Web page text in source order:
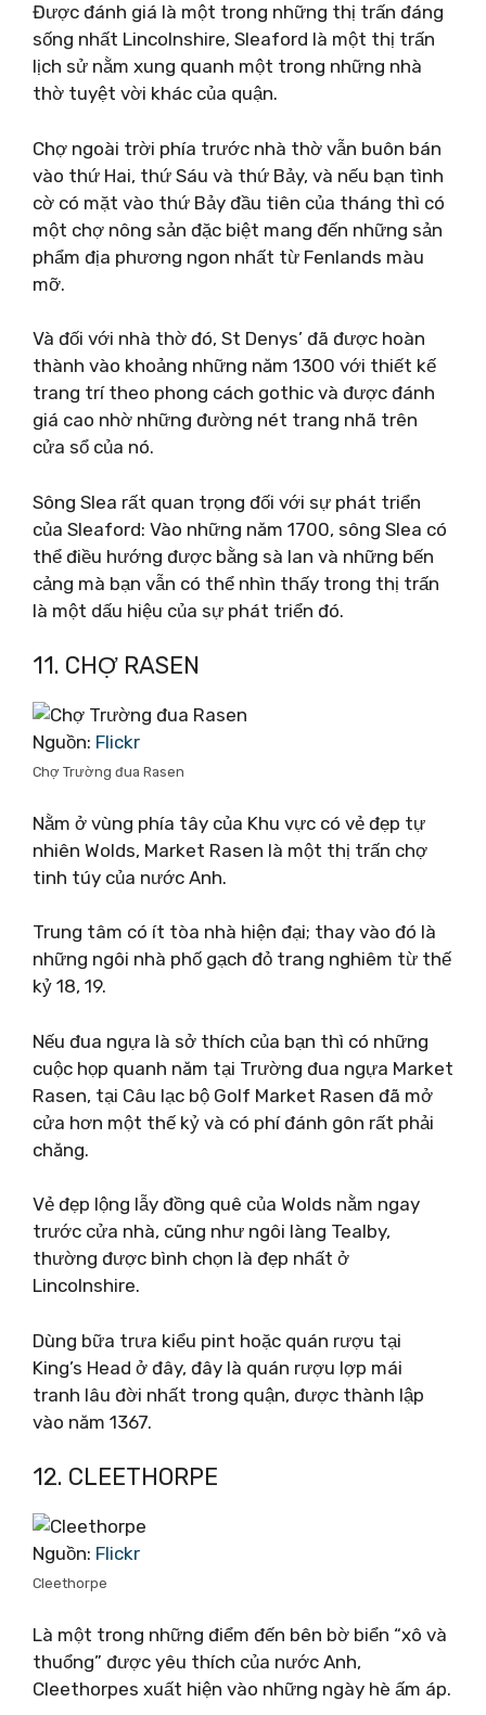
Được đánh giá là một trong những thị trấn đáng
sống nhất Lincolnshire, Sleaford là một thị trấn
lịch sử nằm xung quanh một trong những nhà
thờ tuyệt vời khác của quận.
Chợ ngoài trời phía trước nhà thờ vẫn buôn bán
vào thứ Hai, thứ Sáu và thứ Bảy, và nếu bạn tình
cờ có mặt vào thứ Bảy đầu tiên của tháng thì có
một chợ nông sản đặc biệt mang đến những sản
phẩm địa phương ngon nhất từ ​​Fenlands màu
mỡ.
Và đối với nhà thờ đó, St Denys’ đã được hoàn
thành vào khoảng những năm 1300 với thiết kế
trang trí theo phong cách gothic và được đánh
giá cao nhờ những đường nét trang nhã trên
cửa sổ của nó.
Sông Slea rất quan trọng đối với sự phát triển
của Sleaford: Vào những năm 1700, sông Slea có
thể điều hướng được bằng sà lan và những bến
cảng mà bạn vẫn có thể nhìn thấy trong thị trấn
là một dấu hiệu của sự phát triển đó.
11. CHỢ RASEN
Nguồn: Flickr
Chợ Trường đua Rasen
Nằm ở vùng phía tây của Khu vực có vẻ đẹp tự
nhiên Wolds, Market Rasen là một thị trấn chợ
tinh túy của nước Anh.
Trung tâm có ít tòa nhà hiện đại; thay vào đó là
những ngôi nhà phố gạch đỏ trang nghiêm từ thế
kỷ 18, 19.
Nếu đua ngựa là sở thích của bạn thì có những
cuộc họp quanh năm tại Trường đua ngựa Market
Rasen, tại Câu lạc bộ Golf Market Rasen đã mở
cửa hơn một thế kỷ và có phí đánh gôn rất phải
chăng.
Vẻ đẹp lộng lẫy đồng quê của Wolds nằm ngay
trước cửa nhà, cũng như ngôi làng Tealby,
thường được bình chọn là đẹp nhất ở
Lincolnshire.
Dùng bữa trưa kiểu pint hoặc quán rượu tại
King’s Head ở đây, đây là quán rượu lợp mái
tranh lâu đời nhất trong quận, được thành lập
vào năm 1367.
12. CLEETHORPE
Nguồn: Flickr
Cleethorpe
Là một trong những điểm đến bên bờ biển “xô và
thuổng” được yêu thích của nước Anh,
Cleethorpes xuất hiện vào những ngày hè ấm áp.